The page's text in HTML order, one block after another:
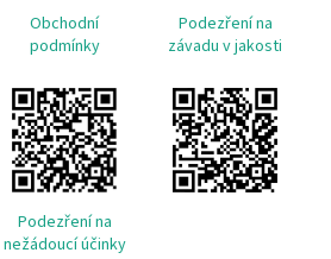
Obchodní
podmínky
Podezření na
závadu v jakosti
Podezření na
nežádoucí účinky